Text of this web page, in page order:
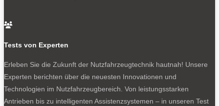

Tests von Experten
Erleben Sie die Zukunft der Nutzfahrzeugtechnik hautnah! Unsere
Experten berichten über die neuesten Innovationen und
Technologien im Nutzfahrzeugbereich. Von leistungsstarken
Antrieben bis zu intelligenten Assistenzsystemen – in unseren Test